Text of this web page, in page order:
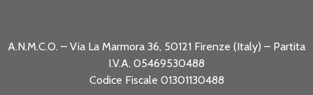
A.N.M.C.O. – Via La Marmora 36, 50121 Firenze (Italy) – Partita
I.V.A. 05469530488
Codice Fiscale 01301130488